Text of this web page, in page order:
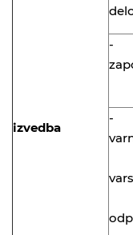
izvedba
-
-
s